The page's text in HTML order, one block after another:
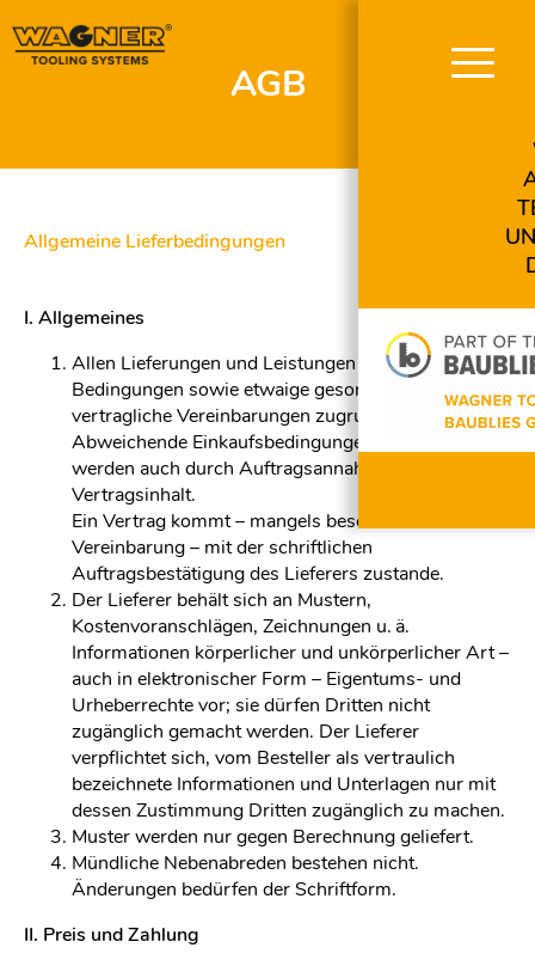
AGB
Allgemeine Lieferbedingungen
I. Allgemeines
Allen Lieferungen und Leistungen liegen diese
Bedingungen sowie etwaige gesonderte
vertragliche Vereinbarungen zugrunde.
Abweichende Einkaufsbedingungen des Bestellers
werden auch durch Auftragsannahme nicht
Vertragsinhalt.
Ein Vertrag kommt – mangels besonderer
Vereinbarung – mit der schriftlichen
Auftragsbestätigung des Lieferers zustande.
Der Lieferer behält sich an Mustern,
Kostenvoranschlägen, Zeichnungen u. ä.
Informationen körperlicher und unkörperlicher Art –
auch in elektronischer Form – Eigentums- und
Urheberrechte vor; sie dürfen Dritten nicht
zugänglich gemacht werden. Der Lieferer
verpflichtet sich, vom Besteller als vertraulich
bezeichnete Informationen und Unterlagen nur mit
dessen Zustimmung Dritten zugänglich zu machen.
Muster werden nur gegen Berechnung geliefert.
Mündliche Nebenabreden bestehen nicht.
Änderungen bedürfen der Schriftform.
II. Preis und Zahlung